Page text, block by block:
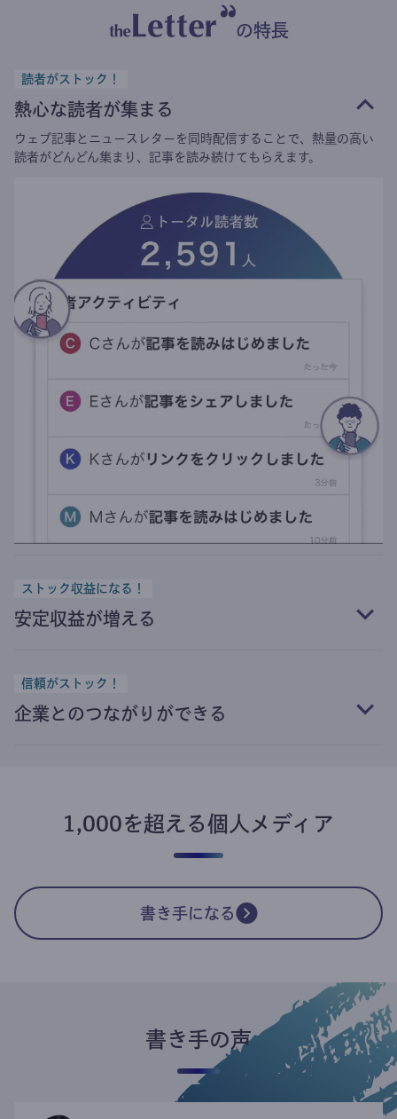
の特長
読者がストック！
熱心な読者が集まる
ウェブ記事とニュースレターを同時配信することで、熱量の高い
読者がどんどん集まり、記事を読み続けてもらえます。
ストック収益になる！
安定収益が増える
信頼がストック！
企業とのつながりができる
1,000を超える個人メディア
書き手になる
書き手の声